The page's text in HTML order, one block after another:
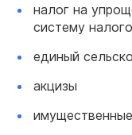
налог на
систему
единый
акцизы